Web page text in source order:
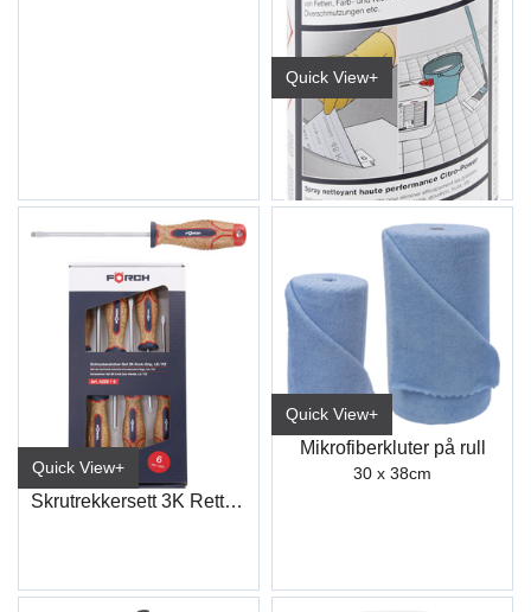
Quick View+
Sitrusrens CITR-POWER R603 500ml
Quick View+
Skrutrekkersett 3K Rett+PZ
Quick View+
Mikrofiberkluter på rull
30 x 38cm